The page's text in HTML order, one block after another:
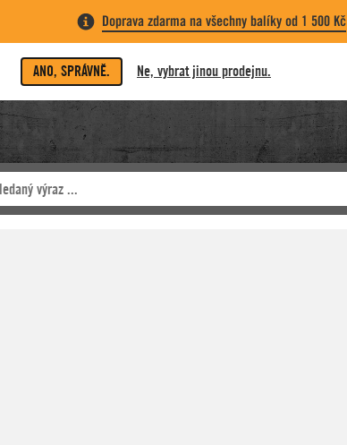
Doprava zdarma na všechny balíky od 1 500 Kč
ANO, SPRÁVNĚ. Ne, vybrat jinou prodejnu.